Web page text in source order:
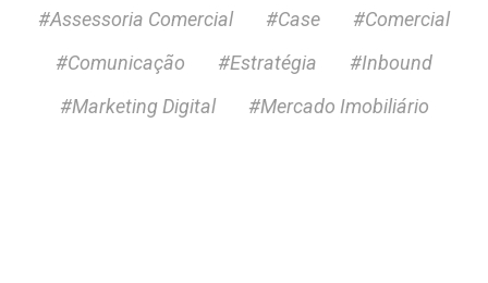
#Assessoria Comercial #Case
#Comercial
#Comunicação
#Estratégia
#Inbound
#Marketing Digital
#Mercado Imobiliário